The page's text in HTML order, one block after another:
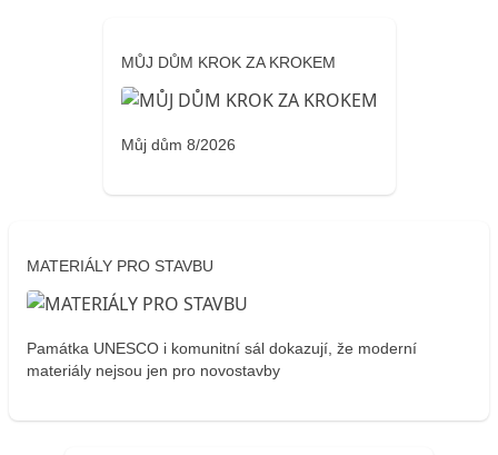
MŮJ DŮM KROK ZA KROKEM
Můj dům 8/2026
MATERIÁLY PRO STAVBU
Památka UNESCO i komunitní sál dokazují, že moderní
materiály nejsou jen pro novostavby